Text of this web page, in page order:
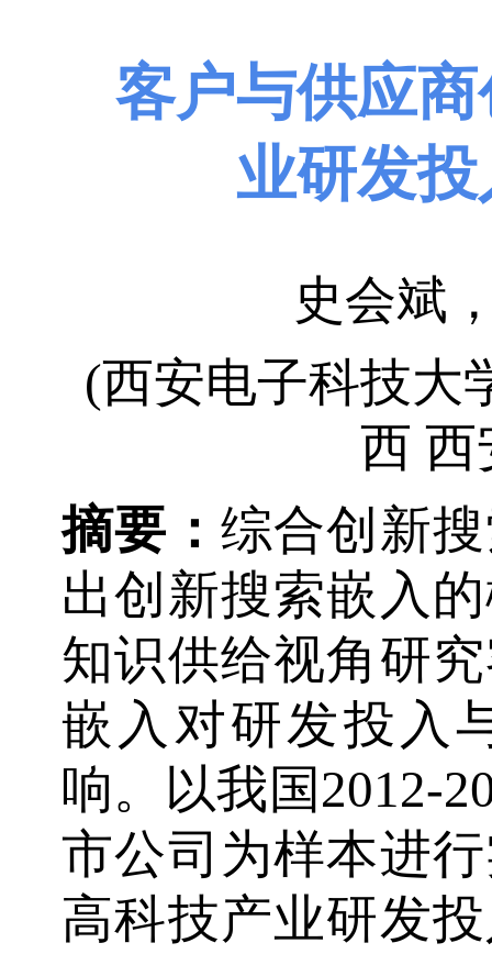
客户与供应
业研发
史会斌
(西安电子科技大
西 西
摘要 ： 综合创新
出创新搜索嵌入
知识供给视角研
嵌入对研发投入
响。以我国2012-
市公司为样本进
高科技产业研发